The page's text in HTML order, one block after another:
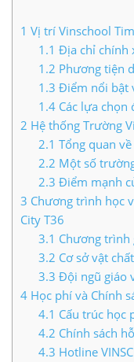
LIÊN HỆ TIMES CITY
1 Vị trí Vinschool
1.1 Địa chỉ chính
1.2 Phương tiện
1.3 Điểm nổi bật
1.4Các lựa chọn
2 Hệ thống Trường
2.1 Tổng quan
2.2 Một số
2.3 Điểm mạnh
3 Chương trình học
City T36
3.1 Chương trình
3.2 Cơ sở vật
3.3 Đội ngũ giáo
4 Học phí và Chính
4.1 Cấu trúc học
4.2 Chính sách
4.3 Hotline